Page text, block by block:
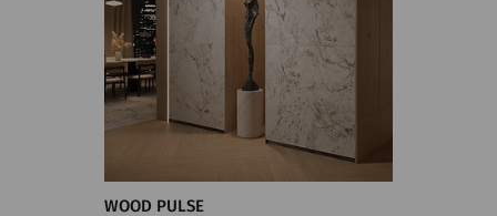
WOOD PULSE